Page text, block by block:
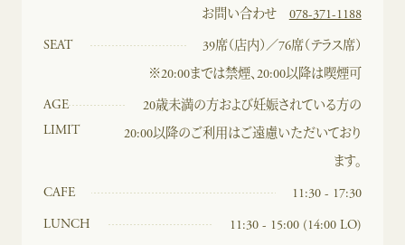
お問い合わせ 078-371-1188
SEAT
39席（店内）／76席（テラス席）
※20:00までは禁煙、20:00以降は喫煙可
AGE
LIMIT
20歳未満の方および妊娠されている方の
20:00以降のご利用はご遠慮いただいており
ます。
CAFE
11:30 - 17:30
LUNCH
11:30 - 15:00 (14:00 LO)